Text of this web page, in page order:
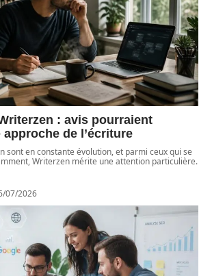
: avis pourraient
de l’écriture
sont en constante évolution, et parmi ceux qui se
Writerzen mérite une attention particulière.
07/2026